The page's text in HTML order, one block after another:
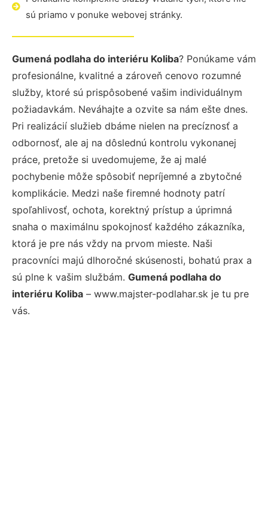
sú priamo v ponuke webovej stránky.
Gumená podlaha do interiéru Koliba? Ponúkame vám
profesionálne, kvalitné a zároveň cenovo rozumné
služby, ktoré sú prispôsobené vašim individuálnym
požiadavkám. Neváhajte a ozvite sa nám ešte dnes.
Pri realizácií služieb dbáme nielen na precíznosť a
odbornosť, ale aj na dôslednú kontrolu vykonanej
práce, pretože si uvedomujeme, že aj malé
pochybenie môže spôsobiť nepríjemné a zbytočné
komplikácie. Medzi naše firemné hodnoty patrí
spoľahlivosť, ochota, korektný prístup a úprimná
snaha o maximálnu spokojnosť každého zákazníka,
ktorá je pre nás vždy na prvom mieste. Naši
pracovníci majú dlhoročné skúsenosti, bohatú prax a
sú plne k vašim službám. Gumená podlaha do
interiéru Koliba – www.majster-podlahar.sk je tu pre
vás.